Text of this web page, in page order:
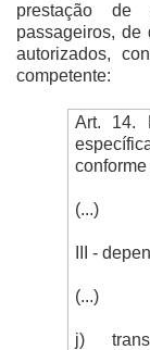
prestação de
passageiros, de
autorizados,
competente:
Art. 14.
(...)
III -
(...)
j)